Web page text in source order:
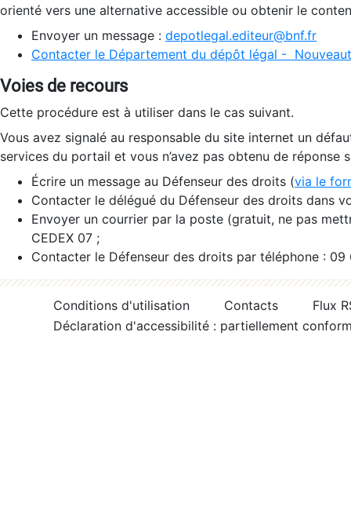
orienté vers une alternative accessible ou obtenir le
Envoyer un message : depotlegal.editeur@bnf.fr
Contacter le Département du dépôt légal -
Voies de recours
Cette procédure est à utiliser dans le cas suivant.
Vous avez signalé au responsable du site internet un
services du portail et vous n’avez pas obtenu de réponse
Écrire un message au Défenseur des droits (via le
Contacter le délégué du Défenseur des droits dans
Envoyer un courrier par la poste (gratuit, ne pas
CEDEX 07 ;
Contacter le Défenseur des droits par téléphone :
Conditions d'utilisation Contacts
Flux
Déclaration d'accessibilité : partiellement